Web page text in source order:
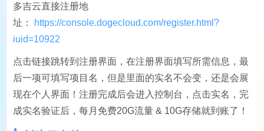
多吉云直接注册地
址：
https://console.dogecloud.com/register.html?
iuid=10922
点击链接跳转到注册界面，在注册界面填写所需信息，最
后一项可填写项目名，但是里面的实名不会变，还是会展
现在个人界面！注册完成后会进入控制台，点击实名，完
成实名验证后，每月免费20G流量 & 10G存储就到账了！